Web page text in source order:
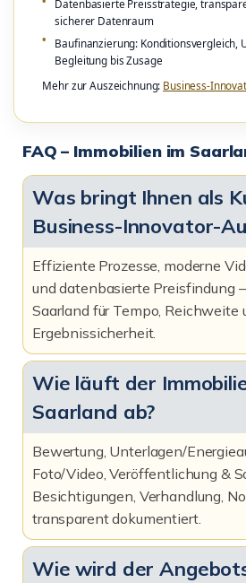
Datenbasierte Preisstrategie,
sicherer Datenraum
Baufinanzierung: Konditionsvergleich,
Begleitung bis Zusage
Mehr zur Auszeichnung: Business-
FAQ – Immobilien im
Was bringt Ihnen als
Business-Innovator-
Effiziente Prozesse, moderne
und datenbasierte Preisfindung
Saarland für Tempo, Reichweite
Ergebnissicherheit.
Wie läuft der
Saarland ab?
Bewertung, Unterlagen/
Foto/Video, Veröffentlichung &
Besichtigungen, Verhandlung,
transparent dokumentiert.
Wie wird der